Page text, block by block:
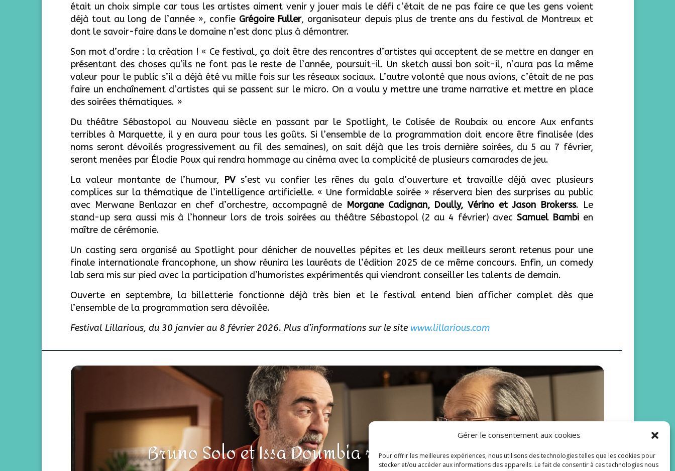
Gérer le consentement aux cookies
Pour offrir les meilleures expériences, nous utilisons des technologies telles que les cookies pour
stocker et/ou accéder aux informations des appareils. Le fait de consentir à ces technologies nous
était un choix simple car tous les artistes aiment venir y jouer mais le défi c’était de ne pas faire ce que les gens voient
déjà tout au long de l’année », confie Grégoire Fuller, organisateur depuis plus de trente ans du festival de Montreux et
dont le savoir-faire dans le domaine n’est donc plus à démontrer.
Son mot d’ordre : la création ! « Ce festival, ça doit être des rencontres d’artistes qui acceptent de se mettre en danger en
présentant des choses qu’ils ne font pas le reste de l’année, poursuit-il. Un sketch aussi bon soit-il, n’aura pas la même
valeur pour le public s’il a déjà été vu mille fois sur les réseaux sociaux. L’autre volonté que nous avions, c’était de ne pas
faire un enchaînement d’artistes qui se passent sur le micro. On a voulu y mettre une trame narrative et mettre en place
des soirées thématiques. »
Du théâtre Sébastopol au Nouveau siècle en passant par le Spotlight, le Colisée de Roubaix ou encore Aux enfants
terribles à Marquette, il y en aura pour tous les goûts. Si l’ensemble de la programmation doit encore être finalisée (des
noms seront dévoilés progressivement au fil des semaines), on sait déjà que les trois dernière soirées, du 5 au 7 février,
seront menées par Élodie Poux qui rendra hommage au cinéma avec la complicité de plusieurs camarades de jeu.
La valeur montante de l’humour, PV s’est vu confier les rênes du gala d’ouverture et travaille déjà avec plusieurs
complices sur la thématique de l’intelligence artificielle. « Une formidable soirée » réservera bien des surprises au public
avec Merwane Benlazar en chef d’orchestre, accompagné de Morgane Cadignan, Doully, Vérino et Jason Brokerss. Le
stand-up sera aussi mis à l’honneur lors de trois soirées au théâtre Sébastopol (2 au 4 février) avecSamuel Bambi en
maître de cérémonie.
Un casting sera organisé au Spotlight pour dénicher de nouvelles pépites et les deux meilleurs seront retenus pour une
finale internationale francophone, un show réunira les lauréats de l’édition 2025 de ce même concours. Enfin, un comedy
lab sera mis sur pied avec la participation d’humoristes expérimentés qui viendront conseiller les talents de demain.
Ouverte en septembre, la billetterie fonctionne déjà très bien et le festival entend bien afficher complet dès que
l’ensemble de la programmation sera dévoilée.
Festival Lillarious, du 30 janvier au 8 février 2026. Plus d’informations sur le site www.lillarious.com
Bruno Solo et Issa Doumbia rejoignent Scènes de